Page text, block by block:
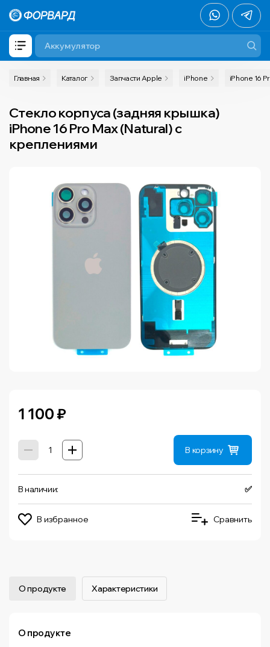
Главная Каталог Запчасти Apple iPhone iPhone 16
Стекло корпуса (задняя крышка)
iPhone 16 Pro Max (Natural) с
креплениями
1 100₽
В корзину
В наличии: ✅
В избранное Сравнить
О продукте Характеристики
О продукте